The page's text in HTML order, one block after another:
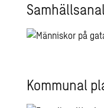
Kom­mu­nal